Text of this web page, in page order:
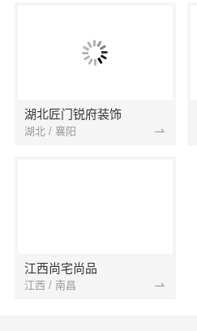
湖北匠门锐府装饰
湖北 / 襄阳
江西尚宅尚品
江西 / 南昌